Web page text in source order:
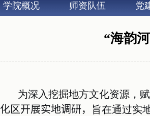
学院概况 师资队伍 党
“海韵
为深入挖掘地方文化资源，赋
化区开展实地调研，
旨在通过实